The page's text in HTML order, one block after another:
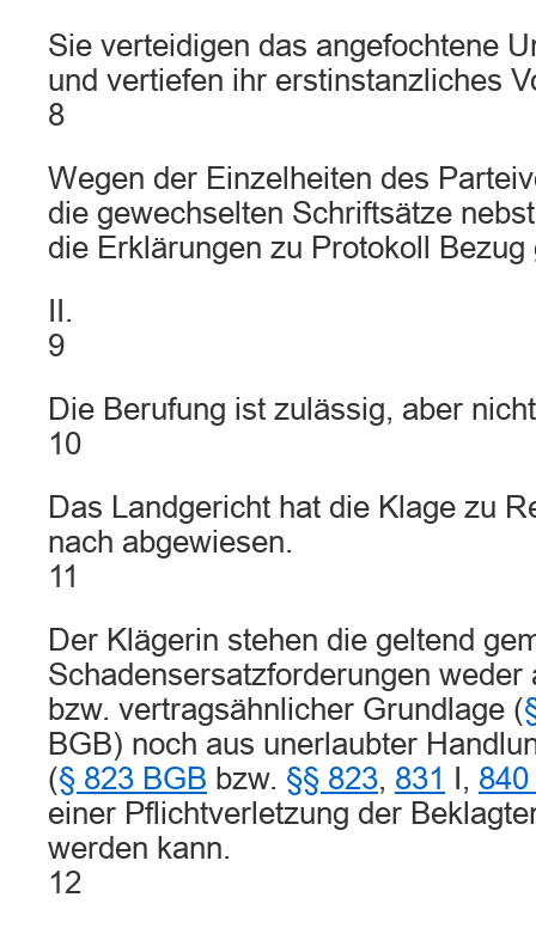
Sie verteidigen das angefochtene
und vertiefen ihr erstinstanzliches
8
Wegen der Einzelheiten des
die gewechselten Schriftsätze
die Erklärungen zu Protokoll Bezug
II.
9
Die Berufung ist zulässig, aber
10
Das Landgericht hat die Klage zu
nach abgewiesen.
11
Der Klägerin stehen die geltend
Schadensersatzforderungen weder
bzw. vertragsähnlicher Grundlage (
BGB) noch aus unerlaubter
(§ 823 BGB bzw. §§ 823, 831 I,
einer Pflichtverletzung der
werden kann.
12